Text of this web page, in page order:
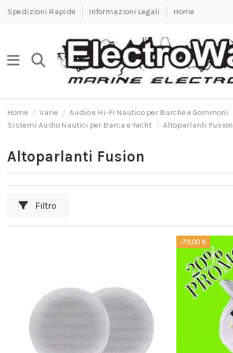
Spedizioni Rapide Informazioni Legali Home
Home Varie Audio e Hi-Fi Nautico per Barche e Gommoni
Sistemi Audio Nautici per Barca e Yacht
Altoparlanti Fusion
Altoparlanti Fusion
Filtro
-79,00 €